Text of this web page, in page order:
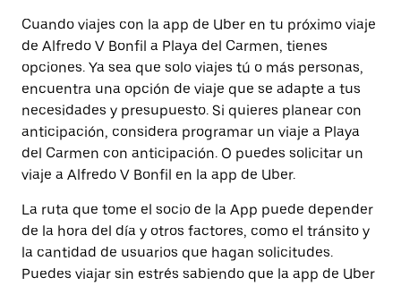
Cuando viajes con la app de Uber en tu próximo viaje
de Alfredo V Bonfil a Playa del Carmen, tienes
opciones. Ya sea que solo viajes tú o más personas,
encuentra una opción de viaje que se adapte a tus
necesidades y presupuesto. Si quieres planear con
anticipación, considera programar un viaje a Playa
del Carmen con anticipación. O puedes solicitar un
viaje a Alfredo V Bonfil en la app de Uber.
La ruta que tome el socio de la App puede depender
de la hora del día y otros factores, como el tránsito y
la cantidad de usuarios que hagan solicitudes.
Puedes viajar sin estrés sabiendo que la app de Uber